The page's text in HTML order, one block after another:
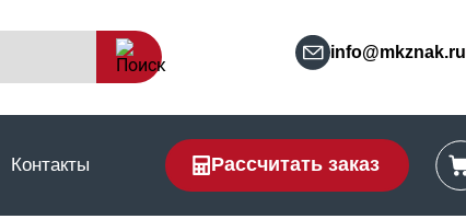
info@mkznak.ru
Контакты Рассчитать заказ